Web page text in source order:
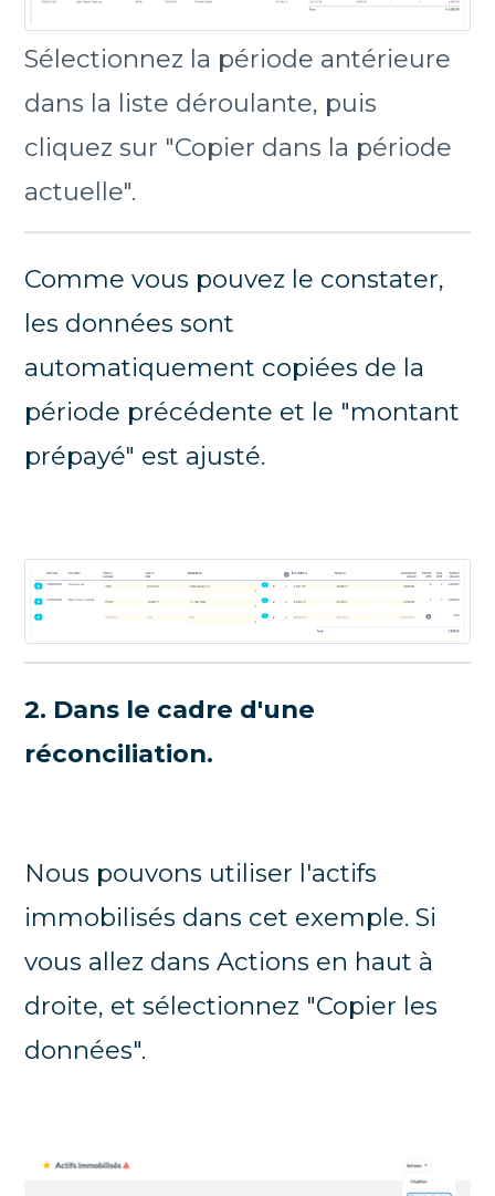
Sélectionnez la période antérieure
dans la liste déroulante, puis
cliquez sur "Copier dans la période
actuelle".
Comme vous pouvez le constater,
les données sont
automatiquement copiées de la
période précédente et le "montant
prépayé" est ajusté.
2. Dans le cadre d'une
réconciliation.
Nous pouvons utiliser l'actifs
immobilisés dans cet exemple. Si
vous allez dans Actions en haut à
droite, et sélectionnez "Copier les
données".